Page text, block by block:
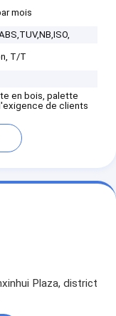
mois
T/T
en bois, palette
de clients
Plaza, district